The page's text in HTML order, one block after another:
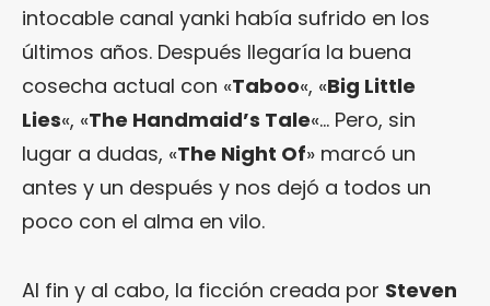
intocable canal yanki había sufrido en los
últimos años. Después llegaría la buena
cosecha actual con «Taboo«, «Big Little
Lies«, «The Handmaid’s Tale«… Pero, sin
lugar a dudas, «The Night Of» marcó un
antes y un después y nos dejó a todos un
poco con el alma en vilo.
Al fin y al cabo, la ficción creada por Steven